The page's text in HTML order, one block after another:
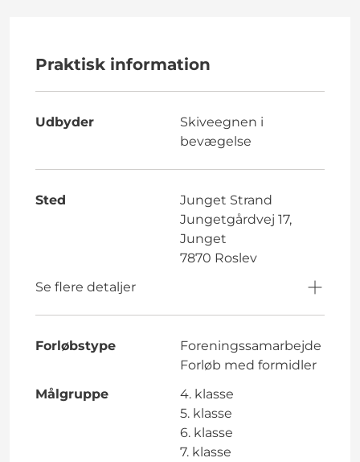
Praktisk information
Udbyder
Skiveegnen i
bevægelse
Sted
Junget Strand
Jungetgårdvej 17,
Junget
7870 Roslev
Se flere detaljer
Forløbstype
Foreningssamarbejde
Forløb med formidler
Målgruppe
4. klasse
5. klasse
6. klasse
7. klasse